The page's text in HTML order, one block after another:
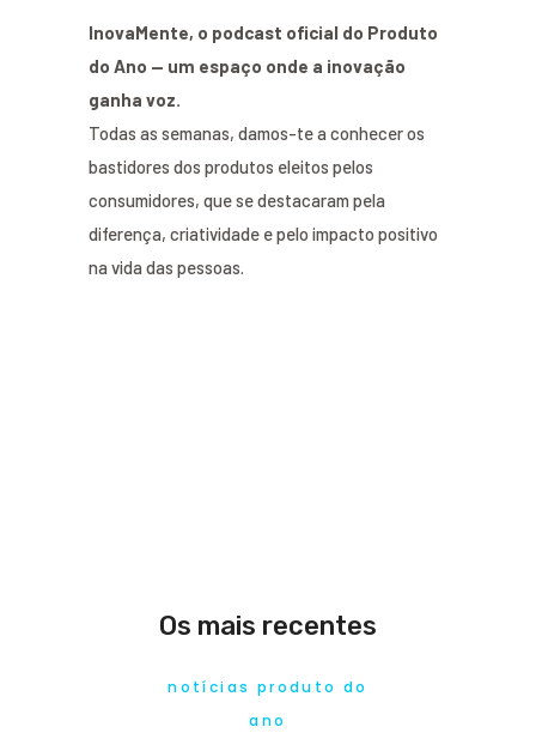
InovaMente, o podcast oficial do Produto
do Ano — um espaço onde a inovação
ganha voz.
Todas as semanas, damos-te a conhecer os
bastidores dos produtos eleitos pelos
consumidores, que se destacaram pela
diferença, criatividade e pelo impacto positivo
na vida das pessoas.
Os mais recentes
notícias produto do
ano